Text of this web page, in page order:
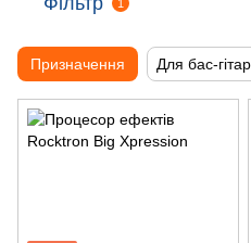
1
Призначення Для бас-